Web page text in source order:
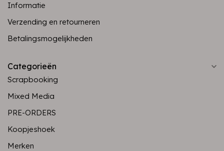
Informatie
Verzending en retourneren
Betalingsmogelijkheden
Categorieën
Scrapbooking
Mixed Media
PRE-ORDERS
Koopjeshoek
Merken